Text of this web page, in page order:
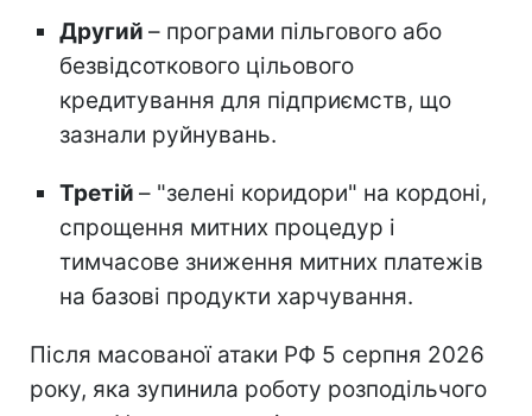
Другий – програми пільгового або
безвідсоткового цільового
кредитування для підприємств, що
зазнали руйнувань.
Третій – "зелені коридори" на кордоні,
спрощення митних процедур і
тимчасове зниження митних платежів
на базові продукти харчування.
Після масованої атаки РФ 5 серпня 2026
року, яка зупинила роботу розподільчого